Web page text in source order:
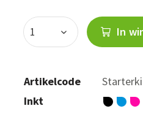
In
Artikelcode
Inkt